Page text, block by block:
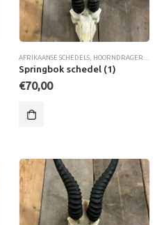
SCHEDELS & GEWEIEN
AFRIKAANSE SCHEDELS, HOORNDRAGERS ,
Springbok schedel (1)
€70,00